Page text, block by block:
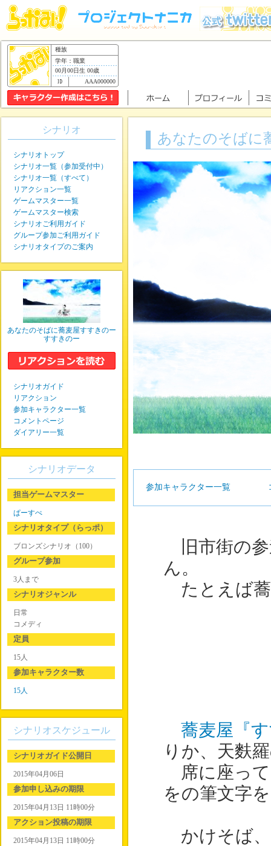
種族
学年：職業
00月00日生 00歳
AAA000000
あなたのそばに
参加キャラクター一覧
旧市街の参
ん。
たとえば蕎
蕎麦屋『
りか、天麩
席に座って
をの筆文字
かけそば、
シナリオ
シナリオトップ
シナリオ一覧（参加受付中）
シナリオ一覧（すべて）
リアクション一覧
ゲームマスター一覧
ゲームマスター検索
シナリオご利用ガイド
グループ参加ご利用ガイド
シナリオタイプのご案内
あなたのそばに蕎麦屋すすきのー
すすきのー
シナリオガイド
リアクション
参加キャラクター一覧
コメントページ
ダイアリー一覧
シナリオデータ
担当ゲームマスター
ぱーすぺ
シナリオタイプ（らっポ）
ブロンズシナリオ（100）
グループ参加
3人まで
シナリオジャンル
日常
コメディ
定員
15人
参加キャラクター数
15人
シナリオスケジュール
シナリオガイド公開日
2015年04月06日
参加申し込みの期限
2015年04月13日 11時00分
アクション投稿の期限
2015年04月13日 11時00分